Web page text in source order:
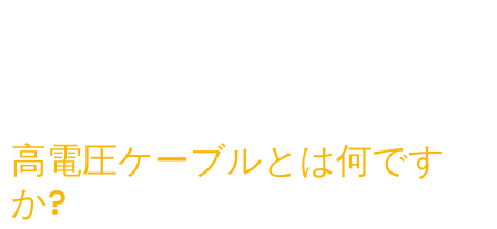
高電圧ケーブルとは何です
か?